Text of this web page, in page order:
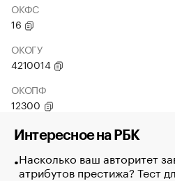
ОКФС
16
ОКОГУ
4210014
ОКОПФ
12300
Интересное на РБК
Насколько ваш авторитет
атрибутов престижа? Тест